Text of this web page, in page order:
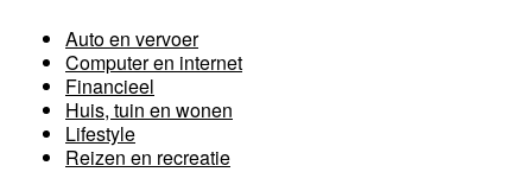
Auto en vervoer
Computer en internet
Financieel
Huis, tuin en wonen
Lifestyle
Reizen en recreatie